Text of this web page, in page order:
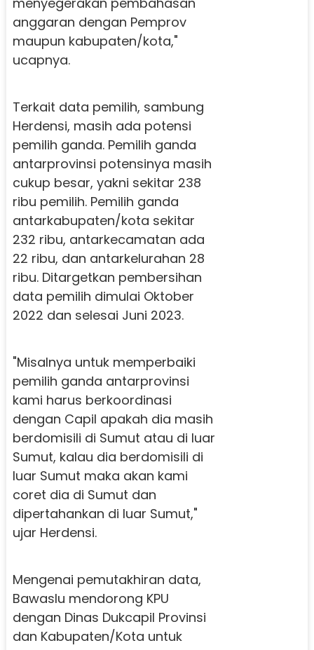
anggaran dengan Pemprov
maupun kabupaten/kota,"
ucapnya.
Terkait data pemilih, sambung
Herdensi, masih ada potensi
pemilih ganda. Pemilih ganda
antarprovinsi potensinya masih
cukup besar, yakni sekitar 238
ribu pemilih. Pemilih ganda
antarkabupaten/kota sekitar
232 ribu, antarkecamatan ada
22 ribu, dan antarkelurahan 28
ribu. Ditargetkan pembersihan
data pemilih dimulai Oktober
2022 dan selesai Juni 2023.
"Misalnya untuk memperbaiki
pemilih ganda antarprovinsi
kami harus berkoordinasi
dengan Capil apakah dia masih
berdomisili di Sumut atau di luar
Sumut, kalau dia berdomisili di
luar Sumut maka akan kami
coret dia di Sumut dan
dipertahankan di luar Sumut,"
ujar Herdensi.
Mengenai pemutakhiran data,
Bawaslu mendorong KPU
dengan Dinas Dukcapil Provinsi
dan Kabupaten/Kota untuk